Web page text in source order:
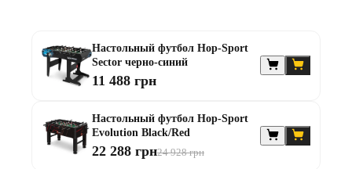
Штанги с гантелями
Диски та набори
Штанги з гантелями та лавками
Грифи
Грифи олімпійські
Тренувальні лавки
Настольный футбол Hop-Sport
Sector черно-синий
11 488 грн
Настольный футбол Hop-Sport
Evolution Black/Red
22 288 грн24 928 грн